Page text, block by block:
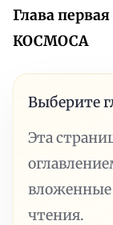
Глава
КОСМОСА
Выберите
Эта
вложенные
чтения.